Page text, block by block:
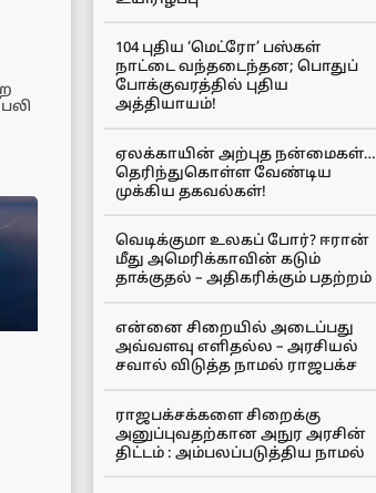
104 புதிய ‘மெட்ரோ’ பஸ்கள்
நாட்டை வந்தடைந்தன; பொதுப்
போக்குவரத்தில் புதிய
அத்தியாயம்!
ஏலக்காயின் அற்புத நன்மைகள்…
தெரிந்துகொள்ள வேண்டிய
முக்கிய தகவல்கள்!
வெடிக்குமா உலகப் போர்? ஈரான்
மீது அமெரிக்காவின் கடும்
தாக்குதல் – அதிகரிக்கும் பதற்றம்
என்னை சிறையில் அடைப்பது
அவ்வளவு எளிதல்ல – அரசியல்
சவால் விடுத்த நாமல் ராஜபக்ச
ராஜபக்சக்களை சிறைக்கு
அனுப்புவதற்கான அநுர அரசின்
திட்டம் : அம்பலப்படுத்திய நாமல்